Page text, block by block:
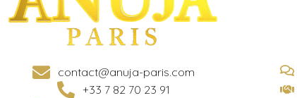
contact@anuja-paris.com
+33 7 82 70 23 91